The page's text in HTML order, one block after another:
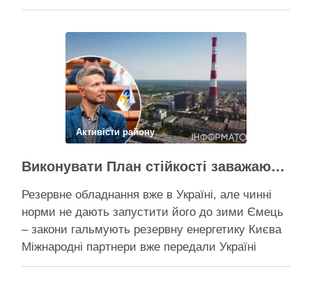
можуть бути знищені першим же ракетним
генерація тепла, але ввести її в експлуатацію
швидко не вийде …
Поділитися у соцмережах:
Активісти району
Виконувати План стійкості заважають законодавчі обмеження – депутат Київради
Резервне обладнання вже в Україні, але чинні
норми не дають запустити його до зими Ємець
– закони гальмують резервну енергетику Києва
Міжнародні партнери вже передали Україні
обладнання для резервного енергозабезпечення